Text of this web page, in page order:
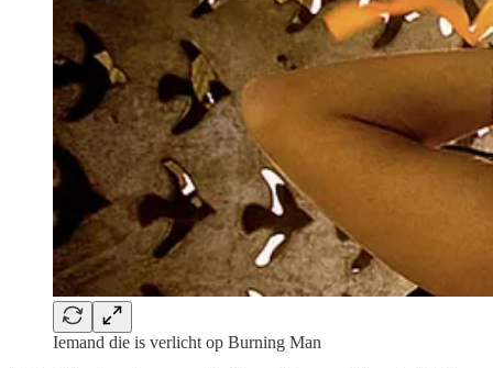
Iemand die is verlicht op Burning Man